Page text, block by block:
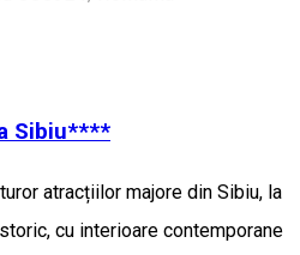
Sibiu****
atracțiilor majore din Sibiu, la
cu interioare contemporane